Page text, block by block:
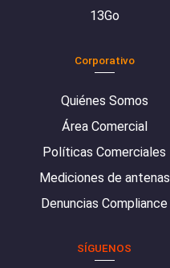
13Go
Corporativo
Quiénes Somos
Área Comercial
Políticas Comerciales
Mediciones de antenas
Denuncias Compliance
SÍGUENOS